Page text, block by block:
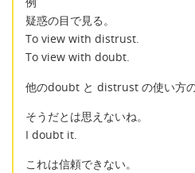
疑惑の目で見る。
To view with distrust.
To view with doubt.
他のdoubt と distrust の使い方の
そうだとは思えないね。
I doubt it.
これは信頼できない。